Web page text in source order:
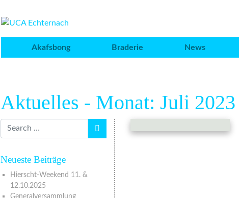
Akafsbong Braderie News
Aktuelles - Monat: Juli 2023
Neueste Beiträge
Hierscht-Weekend 11. &
12.10.2025
Generalversammlung